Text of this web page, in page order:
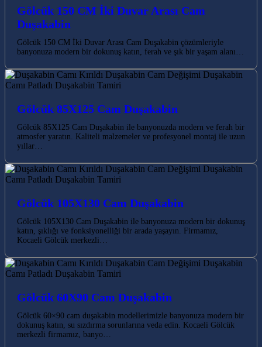
Gölcük 150 CM İki Duvar Arası Cam
Duşakabin
Gölcük 150 CM İki Duvar Arası Cam Duşakabin çözümleriyle
banyonuza modern bir dokunuş katın, ferah ve şık bir yaşam alanı…
Gölcük 85X125 Cam Duşakabin
Gölcük 85X125 Cam Duşakabin ile banyonuzda modern ve ferah bir
atmosfer yaratın. Kaliteli malzemeler ve profesyonel montaj ile uzun
yıllar…
Gölcük 105X130 Cam Duşakabin
Gölcük 105X130 Cam Duşakabin ile banyonuza modern bir dokunuş
katın, şıklığı ve fonksiyonelliği bir arada yaşayın. Firmamız,
Kocaeli Gölcük merkezli…
Gölcük 60X90 Cam Duşakabin
Gölcük 60×90 cam duşakabin modellerimizle banyonuza modern bir
dokunuş katın, su sızdırma sorunlarına veda edin. Kocaeli Gölcük
merkezli firmamız, banyo…